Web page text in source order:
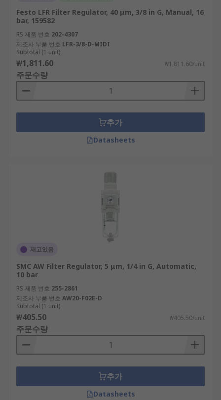
Festo LFR Filter Regulator, 40 μm, 3/8 in G, Manual, 16
bar, 159582
RS 제품 번호 202-4307
제조사 부품 번호 LFR-3/8-D-MIDI
Subtotal (1 unit)
₩1,811.60 ₩1,811.60/unit
주문수량
추가
Datasheets
재고있음
SMC AW Filter Regulator, 5 μm, 1/4 in G, Automatic,
10 bar
RS 제품 번호 255-2861
제조사 부품 번호 AW20-F02E-D
Subtotal (1 unit)
₩405.50 ₩405.50/unit
주문수량
추가
Datasheets